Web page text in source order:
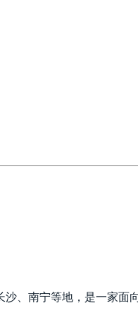
、南宁等地，是一家面